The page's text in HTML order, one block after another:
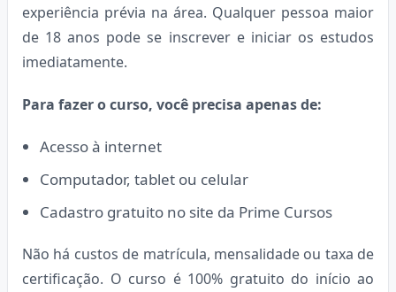
experiência prévia na área. Qualquer pessoa maior
de 18 anos pode se inscrever e iniciar os estudos
imediatamente.
Para fazer o curso, você precisa apenas de:
Acesso à internet
Computador, tablet ou celular
Cadastro gratuito no site da Prime Cursos
Não há custos de matrícula, mensalidade ou taxa de
certificação. O curso é 100% gratuito do início ao